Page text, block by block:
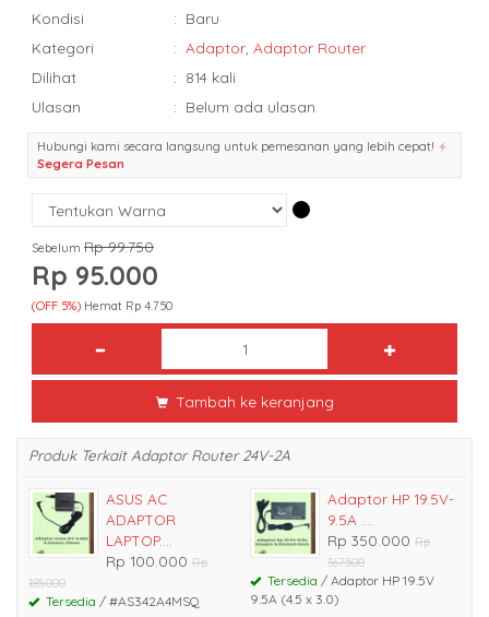
Kondisi
: Baru
Kategori
: Adaptor, Adaptor Router
Dilihat
: 814 kali
Ulasan
: Belum ada ulasan
Hubungi kami secara langsung untuk pemesanan yang lebih cepat!
Segera Pesan
Sebelum Rp 99.750
Rp 95.000
(OFF 5%) Hemat Rp 4.750
Tambah ke keranjang
Produk Terkait Adaptor Router 24V-2A
ASUS AC
ADAPTOR
LAPTOP....
Rp 100.000 Rp
185.000
Tersedia / #AS342A4MSQ
Adaptor HP 19.5V-
9.5A ....
Rp 350.000 Rp
367.500
Tersedia / Adaptor HP 19.5V
9.5A (4.5 x 3.0)